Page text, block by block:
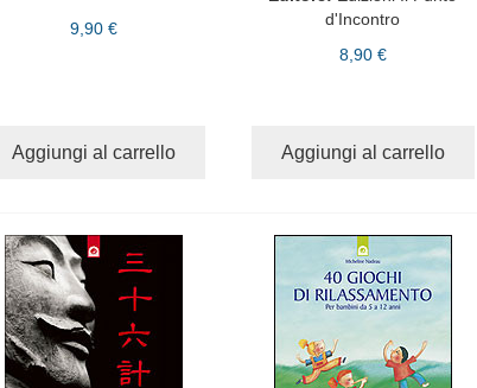
9,90 €
Aggiungi al carrello
d'Incontro
8,90 €
Aggiungi al carrello